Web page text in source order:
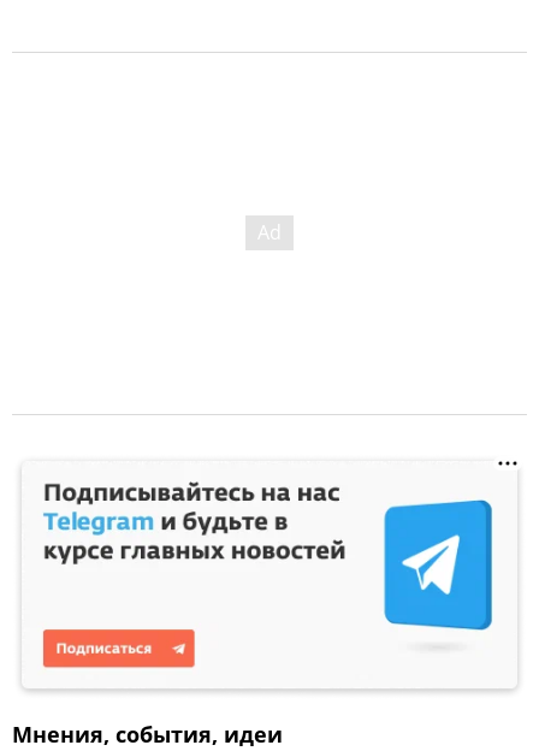
Мнения, события, идеи